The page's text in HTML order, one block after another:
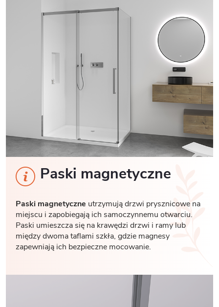
Paski magnetyczne
Paski magnetyczne utrzymują drzwi prysznicowe na
miejscu i zapobiegają ich samoczynnemu otwarciu.
Paski umieszcza się na krawędzi drzwi i ramy lub
między dwoma taflami szkła, gdzie magnesy
zapewniają ich bezpieczne mocowanie.